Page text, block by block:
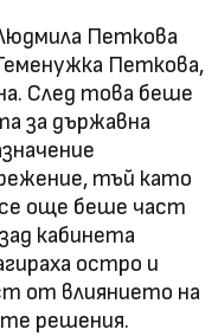
Петкова
Петкова,
След това беше
за държавна
тъй като
още беше част
кабинета
остро и
от влиянието на
решения.